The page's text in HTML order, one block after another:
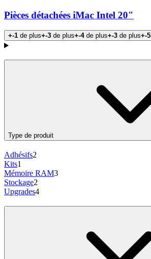
Pièces détachées iMac Intel 20"
+-1 de plus+-3 de plus+-4de plus+-3 de plus+-5
Products
Type de produit
Adhésifs2
Kits1
Mémoire RAM3
Stockage2
Upgrades4